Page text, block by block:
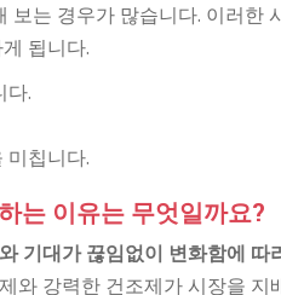
보는 경우가 많습니다. 이러한
됩니다.
다.
미칩니다.
는 이유는 무엇일까요?
기대가 끊임없이 변화함에 따
와 강력한 건조제가 시장을 지